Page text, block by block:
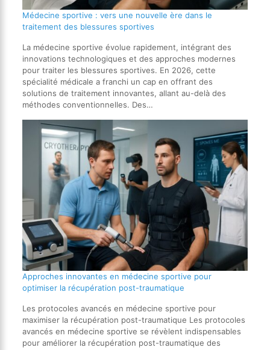
Médecine sportive : vers une nouvelle ère dans le
traitement des blessures sportives
La médecine sportive évolue rapidement, intégrant des
innovations technologiques et des approches modernes
pour traiter les blessures sportives. En 2026, cette
spécialité médicale a franchi un cap en offrant des
solutions de traitement innovantes, allant au-delà des
méthodes conventionnelles. Des…
Approches innovantes en médecine sportive pour
optimiser la récupération post-traumatique
Les protocoles avancés en médecine sportive pour
maximiser la récupération post-traumatique Les protocoles
avancés en médecine sportive se révèlent indispensables
pour améliorer la récupération post-traumatique des